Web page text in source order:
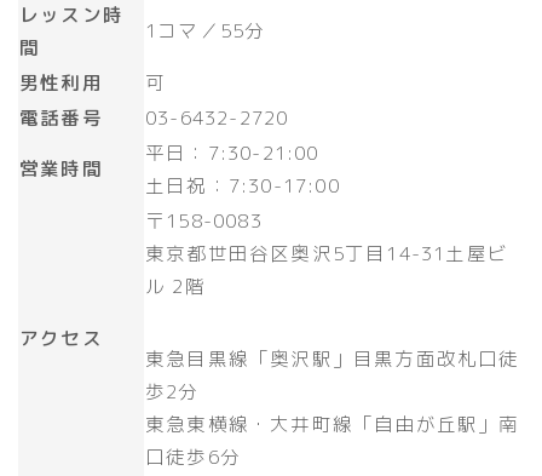
レッスン時
間
1コマ／55分
男性利用
可
電話番号
03-6432-2720
営業時間
平日：7:30-21:00
土日祝：7:30-17:00
アクセス
〒158-0083
東京都世田谷区奥沢5丁目14-31土屋ビ
ル 2階
東急目黒線「奥沢駅」目黒方面改札口徒
歩2分
東急東横線・大井町線「自由が丘駅」南
口徒歩6分